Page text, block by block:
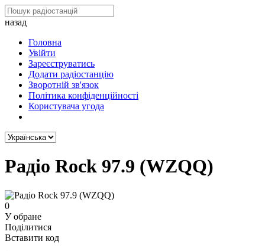
назад
Головна
Увійти
Зареєструватись
Додати радіостанцію
Зворотній зв'язок
Політика конфіденційності
Користувача угода
Радіо Rock 97.9 (WZQQ)
0
У обране
Поділитися
Вставити код